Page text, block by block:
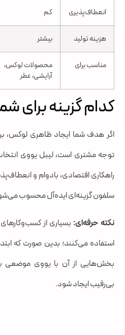
انعطاف‌پذیری کم
هزینه تولید بیشتر
مناسب برای
محصولات لوکس،
آرایشی، عطر
کدام گزینه برای
اگر هدف شما ایجاد ظاهری لوکس،
توجه مشتری است، لیبل یووی
راهکاری اقتصادی، بادوام و
سلفون گزینه‌ای ایده‌آل محسوب
نکته حرفه‌ای: بسیاری از
استفاده می‌کنند؛ بدین صورت که
بخش‌هایی از آن با یووی موضعی
بی‌رقیب ایجاد شود.